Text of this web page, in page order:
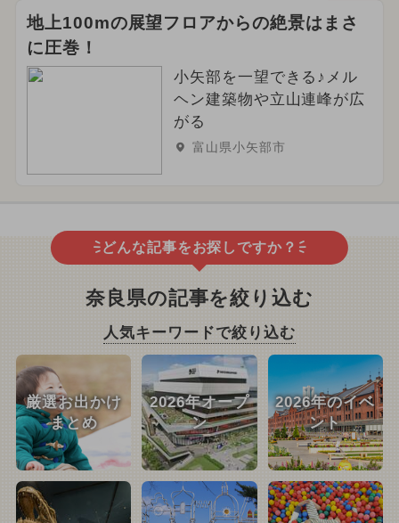
地上100mの展望フロアからの絶景はまさ
に圧巻！
小矢部を一望できる♪メル
ヘン建築物や立山連峰が広
がる
富山県小矢部市
どんな記事をお探しですか？
奈良県の記事を絞り込む
人気キーワードで絞り込む
厳選お出かけ
まとめ
2026年オープ
ン
2026年のイベ
ント